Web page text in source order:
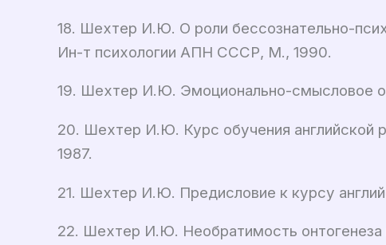
18. Шехтер И.Ю. О роли бессознательно-
Ин-т психологии АПН СССР, М., 1990.
19. Шехтер И.Ю. Эмоционально-смысловое
20. Шехтер И.Ю. Курс обучения английской
1987.
21. Шехтер И.Ю. Предисловие к курсу
22. Шехтер И.Ю. Необратимость